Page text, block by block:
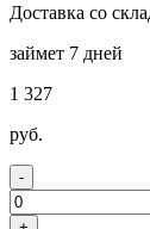
Доставка со
займет 7 дней
1 327
руб.
-